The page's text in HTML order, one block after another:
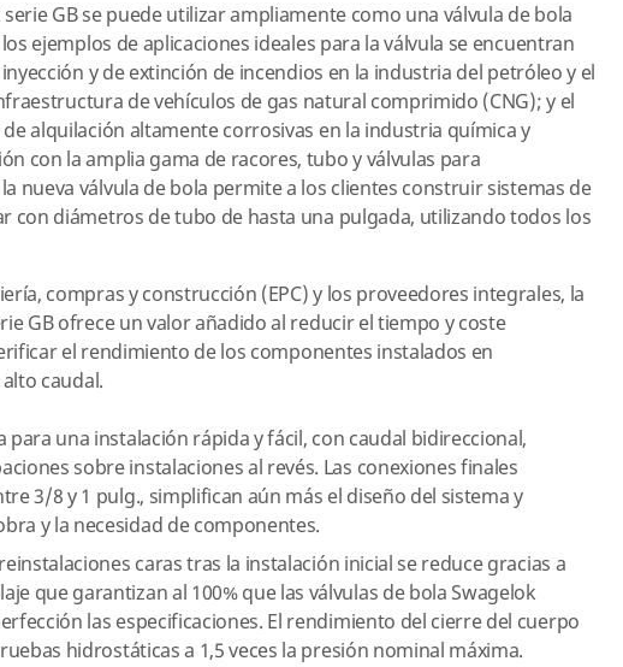
GB se puede utilizar ampliamente como una válvula de bola
ejemplos de aplicaciones ideales para la válvula se encuentran
y de extinción de incendios en la industria del petróleo y el
de vehículos de gas natural comprimido (CNG); y el
alquilación altamente corrosivas en la industria química y
con la amplia gama de racores, tubo y válvulas para
nueva válvula de bola permite a los clientes construir sistemas de
con diámetros de tubo de hasta una pulgada, utilizando todos los
compras y construcción (EPC) y los proveedores integrales, la
GB ofrece un valor añadido al reducir el tiempo y coste
el rendimiento de los componentes instalados en
caudal.
para una instalación rápida y fácil, con caudal bidireccional,
sobre instalaciones al revés. Las conexiones finales
3/8 y 1 pulg., simplifican aún más el diseño del sistema y
y la necesidad de componentes.
caras tras la instalación inicial se reduce gracias a
que garantizan al 100% que las válvulas de bola Swagelok
las especificaciones. El rendimiento del cierre del cuerpo
hidrostáticas a 1,5 veces la presión nominal máxima.